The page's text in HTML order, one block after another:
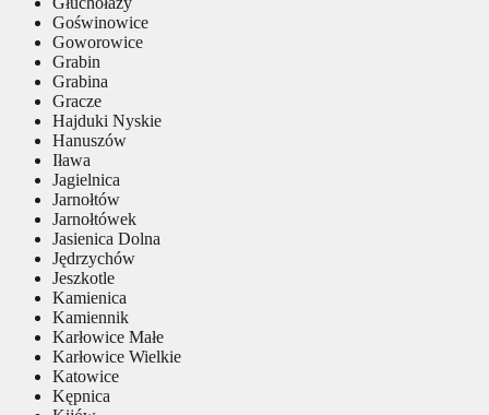
Goświnowice
Goworowice
Grabin
Grabina
Gracze
Hajduki Nyskie
Hanuszów
Iława
Jagielnica
Jarnołtów
Jarnołtówek
Jasienica Dolna
Jędrzychów
Jeszkotle
Kamienica
Kamiennik
Karłowice Małe
Karłowice Wielkie
Katowice
Kępnica